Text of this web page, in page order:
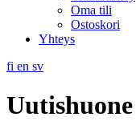
Oma tili
Ostoskori
Yhteys
fi en sv
Uutishuone